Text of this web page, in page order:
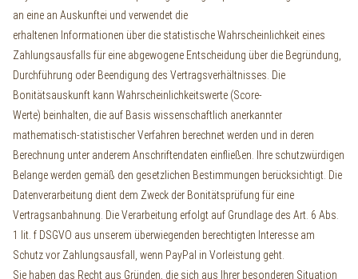
an eine an Auskunftei und verwendet die
erhaltenen Informationen über die statistische Wahrscheinlichkeit eines
Zahlungsausfalls für eine abgewogene Entscheidung über die Begründung,
Durchführung oder Beendigung des Vertragsverhältnisses. Die
Bonitätsauskunft kann Wahrscheinlichkeitswerte (Score-
Werte) beinhalten, die auf Basis wissenschaftlich anerkannter
mathematisch-statistischer Verfahren berechnet werden und in deren
Berechnung unter anderem Anschriftendaten einfließen. Ihre schutzwürdigen
Belange werden gemäß den gesetzlichen Bestimmungen berücksichtigt. Die
Datenverarbeitung dient dem Zweck der Bonitätsprüfung für eine
Vertragsanbahnung. Die Verarbeitung erfolgt auf Grundlage des Art. 6 Abs.
1 lit. f DSGVO aus unserem überwiegenden berechtigten Interesse am
Schutz vor Zahlungsausfall, wenn PayPal in Vorleistung geht.
Sie haben das Recht aus Gründen, die sich aus Ihrer besonderen Situation